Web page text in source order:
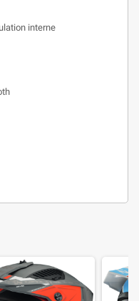
interne